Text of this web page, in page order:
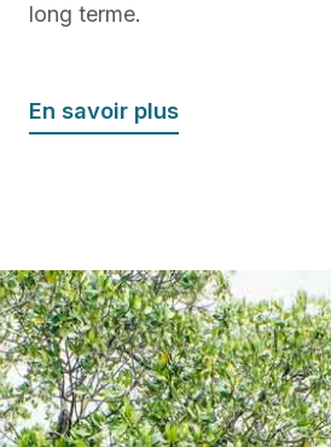
long terme.
En savoir plus